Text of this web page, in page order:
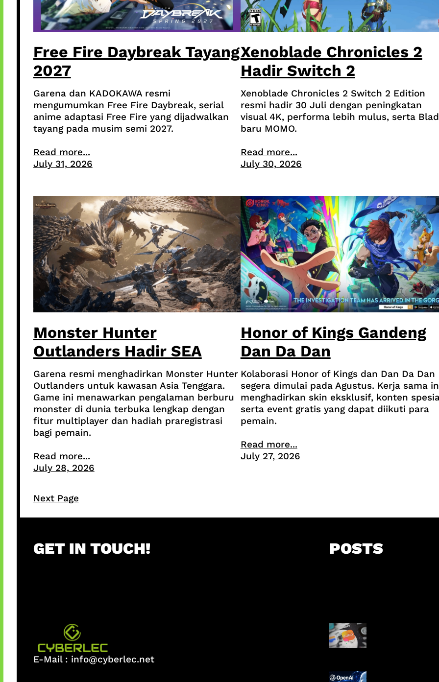
Free Fire Daybreak Tayang
2027
Garena dan KADOKAWA resmi
mengumumkan Free Fire Daybreak, serial
anime adaptasi Free Fire yang dijadwalkan
tayang pada musim semi 2027.
Read more...
July 31, 2026
Xenoblade Chronicles 2
Hadir Switch 2
Xenoblade Chronicles 2 Switch 2 Edition
resmi hadir 30 Juli dengan peningkatan
visual 4K, performa lebih mulus, serta
baru MOMO.
Read more...
July 30, 2026
Monster Hunter
Outlanders Hadir SEA
Garena resmi menghadirkan Monster Hunter
Outlanders untuk kawasan Asia Tenggara.
Game ini menawarkan pengalaman berburu
monster di dunia terbuka lengkap dengan
fitur multiplayer dan hadiah praregistrasi
bagi pemain.
Read more...
July 28, 2026
Honor of Kings Gandeng
Dan Da Dan
Kolaborasi Honor of Kings dan Dan Da Dan
segera dimulai pada Agustus. Kerja sama
menghadirkan skin eksklusif, konten
serta event gratis yang dapat diikuti para
pemain.
Read more...
July 27, 2026
Next Page
GET IN TOUCH!
E-Mail : info@cyberlec.net
POSTS
Suno Perkuat
Musik AI
OpenAI Tahan